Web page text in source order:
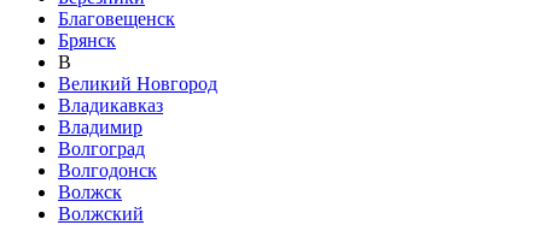
Благовещенск
Брянск
В
Великий Новгород
Владикавказ
Владимир
Волгоград
Волгодонск
Волжск
Волжский